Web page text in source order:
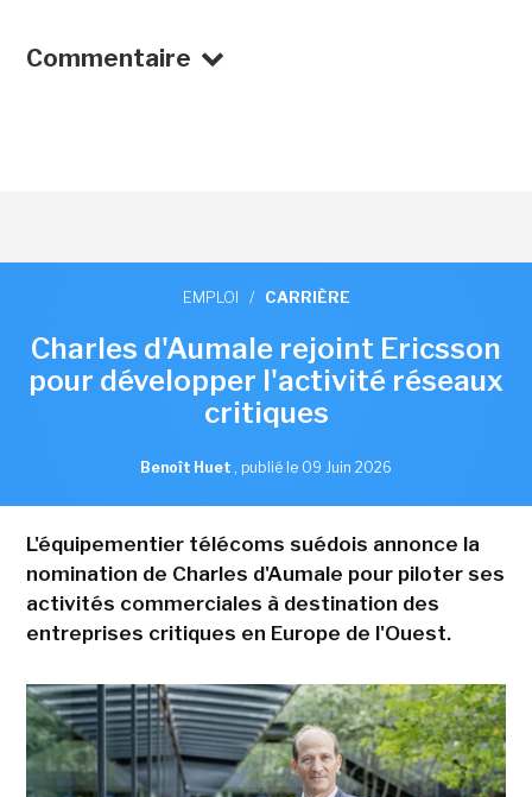
Commentaire
EMPLOI / CARRIÈRE
Charles d'Aumale rejoint Ericsson
pour développer l'activité réseaux
critiques
Benoît Huet , publié le 09 Juin 2026
L'équipementier télécoms suédois annonce la
nomination de Charles d'Aumale pour piloter ses
activités commerciales à destination des
entreprises critiques en Europe de l'Ouest.